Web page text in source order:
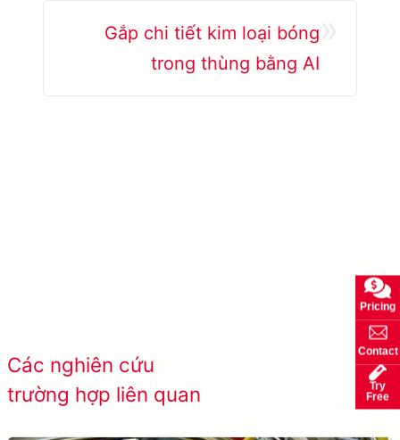
Gắp chi tiết kim loại bóng
trong thùng bằng AI
Các nghiên cứu
trường hợp liên quan
Pricing
Contact
Try
Free